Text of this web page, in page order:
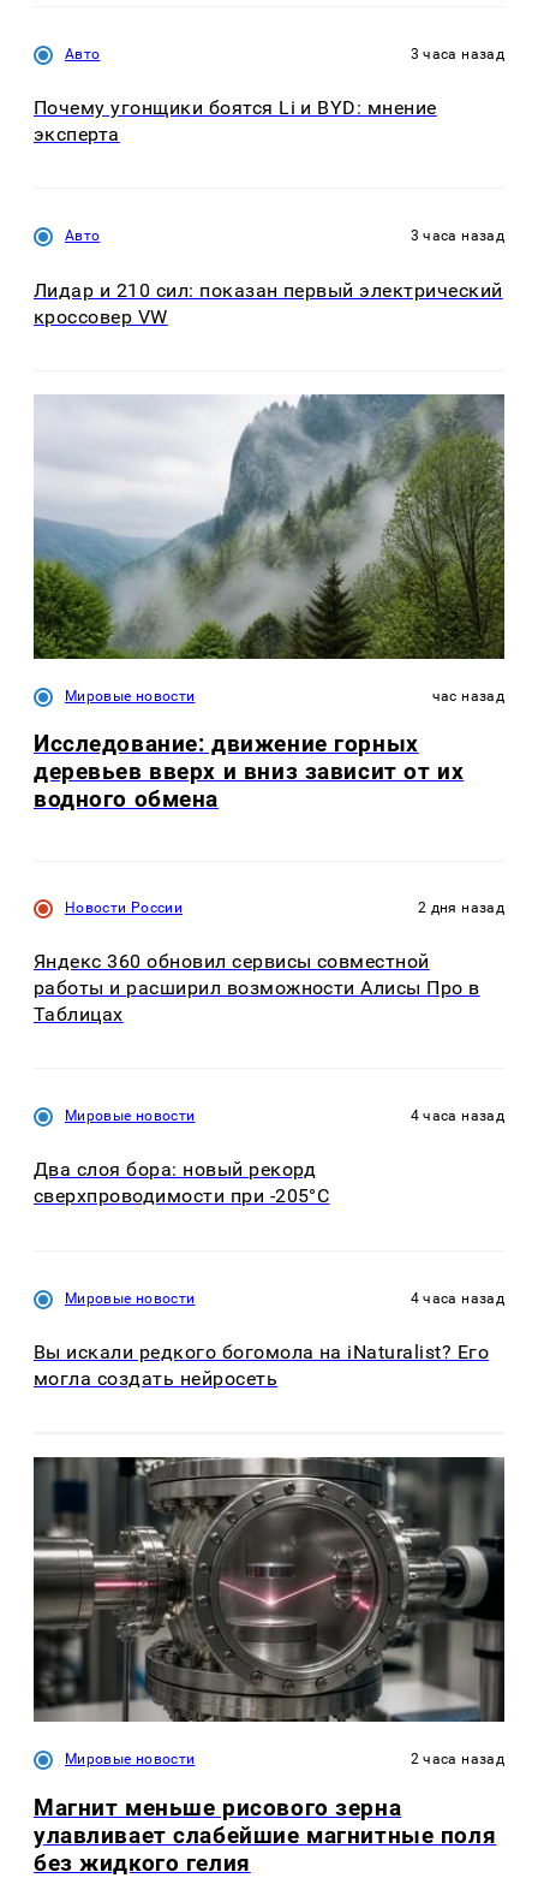
Авто 3 часа назад
Почему угонщики боятся Li и BYD: мнение
эксперта
Авто 3 часа назад
Лидар и 210 сил: показан первый электрический
кроссовер VW
Мировые новости час назад
Исследование: движение горных
деревьев вверх и вниз зависит от их
водного обмена
Новости России 2 дня назад
Яндекс 360 обновил сервисы совместной
работы и расширил возможности Алисы Про в
Таблицах
Мировые новости 4 часа назад
Два слоя бора: новый рекорд
сверхпроводимости при -205°C
Мировые новости 4 часа назад
Вы искали редкого богомола на iNaturalist? Его
могла создать нейросеть
Мировые новости 2 часа назад
Магнит меньше рисового зерна
улавливает слабейшие магнитные поля
без жидкого гелия